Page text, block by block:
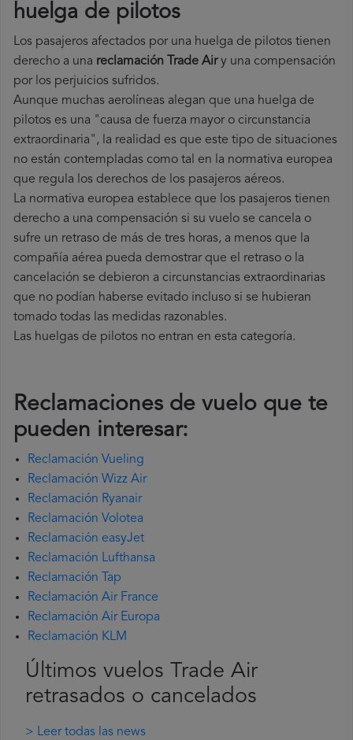
huelga de pilotos
Los pasajeros afectados por una huelga de pilotos tienen
derecho a una reclamación Trade Airy una compensación
por los perjuicios sufridos.
Aunque muchas aerolíneas alegan que una huelga de
pilotos es una "causa de fuerza mayor o circunstancia
extraordinaria", la realidad es que este tipo de situaciones
no están contempladas como tal en la normativa europea
que regula los derechos de los pasajeros aéreos.
La normativa europea establece que los pasajeros tienen
derecho a una compensación si su vuelo se cancela o
sufre un retraso de más de tres horas, a menos que la
compañía aérea pueda demostrar que el retraso o la
cancelación se debieron a circunstancias extraordinarias
que no podían haberse evitado incluso si se hubieran
tomado todas las medidas razonables.
Las huelgas de pilotos no entran en esta categoría.
Reclamaciones de vuelo que te
pueden interesar:
Reclamación Vueling
Reclamación Wizz Air
Reclamación Ryanair
Reclamación Volotea
Reclamación easyJet
Reclamación Lufthansa
Reclamación Tap
Reclamación Air France
Reclamación Air Europa
Reclamación KLM
Últimos vuelos Trade Air
retrasados o cancelados
> Leer todas las news